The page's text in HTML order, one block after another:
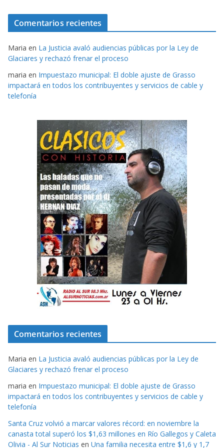
Comentarios recientes
Maria en La Justicia avaló audiencias públicas por la Ley de
Glaciares y rechazó frenar el proceso
maria en Impuestazo municipal: El doble ajuste de Grasso
impactará en todos los contribuyentes y servicios de cable y
telefonía
Comentarios recientes
Maria en La Justicia avaló audiencias públicas por la Ley de
Glaciares y rechazó frenar el proceso
maria en Impuestazo municipal: El doble ajuste de Grasso
impactará en todos los contribuyentes y servicios de cable y
telefonía
Santa Cruz volvió a marcar valores récord: en noviembre la
canasta total superó los $1,63 millones en Río Gallegos y Caleta
Olivia - Al Sur Noticias en Una familia necesita entre $1,6 y 1,7